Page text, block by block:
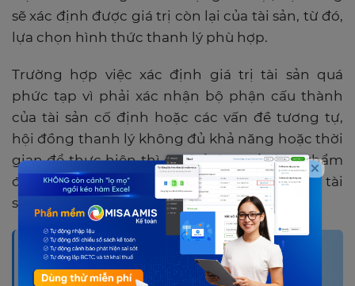
sẽ xác định được giá trị còn lại của tài sản, từ đó,
lựa chọn hình thức thanh lý phù hợp.
Trường hợp việc xác định giá trị tài sản quá
phức tạp vì phải xác nhận bộ phận cấu thành
của tài sản cố định hoặc các vấn đề tương tự,
hội đồng thanh lý không đủ khả năng hoặc thời
gian để thực hiện thì có thể thuê tổ chức thẩm
định giá tài sản thực hiện việc thẩm định giá tài
sản.
Xem thêm:Hạch toán sửa chữa tài sản cố
địnhđầy đủ, chi tiết